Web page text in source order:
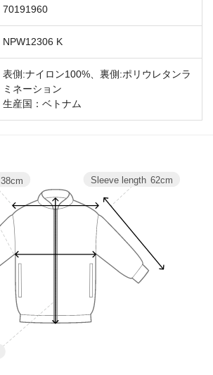
70191960
NPW12306 K
表側:ナイロン100%、裏側:ポリウレタンラ
ミネーション
生産国：ベトナム
Sleeve length 62cm
38cm